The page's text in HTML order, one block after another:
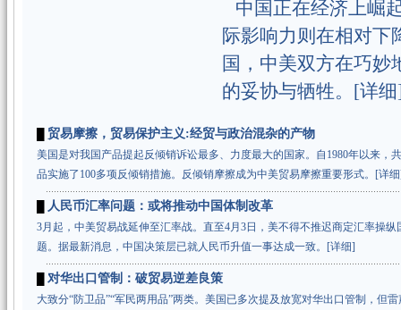
中国正在经济上崛
际影响力则在相对下
国，中美双方在巧妙
的妥协与牺牲。[详细
贸易摩擦，贸易保护主义:经贸与政治混杂的产物
美国是对我国产品提起反倾销诉讼最多、力度最大的国家。自1980年以来，
品实施了100多项反倾销措施。反倾销摩擦成为中美贸易摩擦重要形式。[详细
人民币汇率问题：或将推动中国体制改革
3月起，中美贸易战延伸至汇率战。直至4月3日，美不得不推迟商定汇率操纵
题。据最新消息，中国决策层已就人民币升值一事达成一致。
[详细]
对华出口管制：破贸易逆差良策
大致分“防卫品”“军民两用品”两类。美国已多次提及放宽对华出口管制，但雷